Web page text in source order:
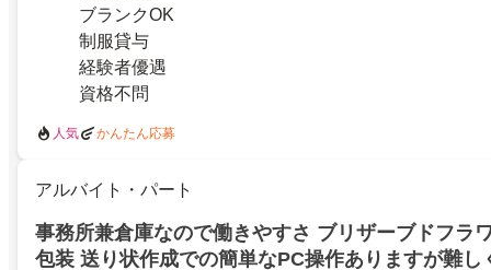
ブランクOK
制服貸与
経験者優遇
資格不問
人気 かんたん応募
アルバイト・パート
事務所兼倉庫なので働きやすさ ブリザーブドフラ
包装 送り状作成での簡単なPC操作ありますが難し